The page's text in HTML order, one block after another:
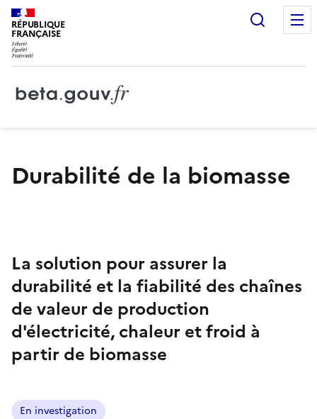
RÉPUBLIQUE
FRANÇAISE
Durabilité de la biomasse
La solution pour assurer la
durabilité et la fiabilité des chaînes
de valeur de production
d'électricité, chaleur et froid à
partir de biomasse
En investigation